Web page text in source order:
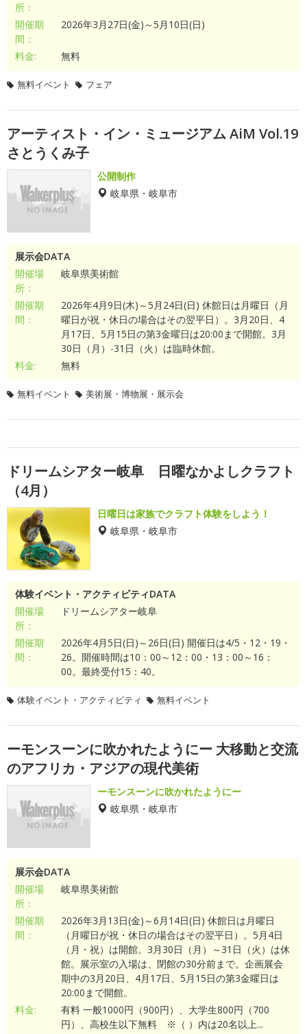
所：
開催期
間：
2026年3月27日(金)～5月10日(日)
料金: 無料
無料イベント フェア
アーティスト・イン・ミュージアム AiM Vol.19
さとうくみ子
公開制作
岐阜県・岐阜市
展示会DATA
開催場
所：
岐阜県美術館
開催期
間：
2026年4月9日(木)～5月24日(日) 休館日は月曜日（月
曜日が祝・休日の場合はその翌平日）。3月20日、4
月17日、5月15日の第3金曜日は20:00まで開館。3月
30日（月）-31日（火）は臨時休館。
料金:
無料
無料イベント 美術展・博物展・展示会
ドリームシアター岐阜 日曜なかよしクラフト
（4月）
日曜日は家族でクラフト体験をしよう！
岐阜県・岐阜市
体験イベント・アクティビティDATA
開催場
所：
ドリームシアター岐阜
開催期
間：
2026年4月5日(日)～26日(日) 開催日は4/5・12・19・
26。開催時間は10：00～12：00・13：00～16：
00。最終受付15：40。
体験イベント・アクティビティ 無料イベント
ーモンスーンに吹かれたようにー 大移動と交流
のアフリカ・アジアの現代美術
ーモンスーンに吹かれたようにー
岐阜県・岐阜市
展示会DATA
開催場
所：
岐阜県美術館
開催期
間：
2026年3月13日(金)～6月14日(日) 休館日は月曜日
（月曜日が祝・休日の場合はその翌平日）。5月4日
（月・祝）は開館。3月30日（月）～31日（火）は休
館。展示室の入場は、閉館の30分前まで。企画展会
期中の3月20日、4月17日、5月15日の第3金曜日は
20:00まで開館。
料金:
有料 一般1000円（900円）、大学生800円（700
円）、高校生以下無料 ※（ ）内は20名以上...